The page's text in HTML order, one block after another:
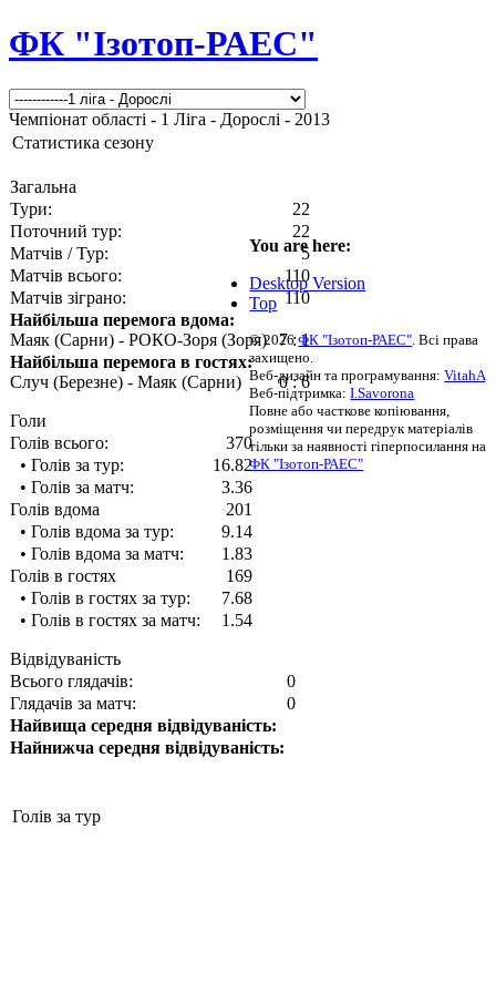
ФК "Ізотоп-РАЕС"
Чемпіонат області - 1 Ліга - Дорослі - 2013
Статистика сезону
Загальна
Тури:
22
Поточний тур:
22
Матчів / Тур:
5
Матчів всього:
110
Матчів зіграно:
110
Найбільша перемога вдома:
Маяк (Сарни) - РОКО-Зоря (Зоря)
7 : 1
Найбільша перемога в гостях:
Случ (Березне) - Маяк (Сарни)
0 : 6
Голи
Голів всього:
370
• Голів за тур:
16.82
• Голів за матч:
3.36
Голів вдома
201
• Голів вдома за тур:
9.14
• Голів вдома за матч:
1.83
Голів в гостях
169
• Голів в гостях за тур:
7.68
• Голів в гостях за матч:
1.54
Відвідуваність
Всього глядачів:
0
Глядачів за матч:
0
Найвища середня відвідуваність:
Найнижча середня відвідуваність:
Голів за тур
You are here:
Desktop Version
Top
© 2026ФК "Ізотоп-РАЕС" . Всі права
захищено.
Веб-дизайн та програмування:VitahA
Веб-підтримка:I.Savorona
Повне або часткове копіювання,
розміщення чи передрук матеріалів
тільки за наявності гіперпосилання на
ФК "Ізотоп-РАЕС"